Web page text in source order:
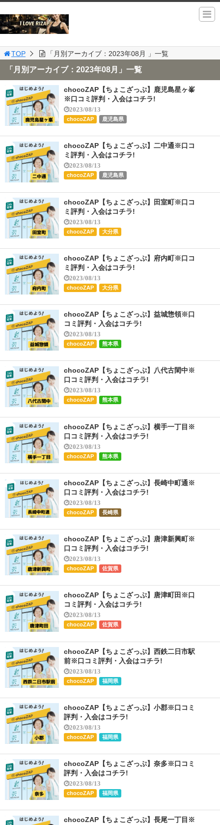
TOP 「月別アーカイブ：2023年08月 」一覧
「月別アーカイブ：2023年08月」一覧
chocoZAP【ちょこざっぷ】鹿児島星ヶ峯
※口コミ評判・入会はコチラ!
2023/08/13
chocoZAP 鹿児島県
chocoZAP【ちょこざっぷ】二中通※口コ
ミ評判・入会はコチラ!
2023/08/13
chocoZAP 鹿児島県
chocoZAP【ちょこざっぷ】田室町※口コ
ミ評判・入会はコチラ!
2023/08/13
chocoZAP 大分県
chocoZAP【ちょこざっぷ】府内町※口コ
ミ評判・入会はコチラ!
2023/08/13
chocoZAP 大分県
chocoZAP【ちょこざっぷ】益城惣領※口
コミ評判・入会はコチラ!
2023/08/13
chocoZAP 熊本県
chocoZAP【ちょこざっぷ】八代古閑中※
口コミ評判・入会はコチラ!
2023/08/13
chocoZAP 熊本県
chocoZAP【ちょこざっぷ】横手一丁目※
口コミ評判・入会はコチラ!
2023/08/13
chocoZAP 熊本県
chocoZAP【ちょこざっぷ】長崎中町通※
口コミ評判・入会はコチラ!
2023/08/13
chocoZAP 長崎県
chocoZAP【ちょこざっぷ】唐津新興町※
口コミ評判・入会はコチラ!
2023/08/13
chocoZAP 佐賀県
chocoZAP【ちょこざっぷ】唐津町田※口
コミ評判・入会はコチラ!
2023/08/13
chocoZAP 佐賀県
chocoZAP【ちょこざっぷ】西鉄二日市駅
前※口コミ評判・入会はコチラ!
2023/08/13
chocoZAP 福岡県
chocoZAP【ちょこざっぷ】小郡※口コミ
評判・入会はコチラ!
2023/08/13
chocoZAP 福岡県
chocoZAP【ちょこざっぷ】奈多※口コミ
評判・入会はコチラ!
2023/08/13
chocoZAP 福岡県
chocoZAP【ちょこざっぷ】長尾一丁目※